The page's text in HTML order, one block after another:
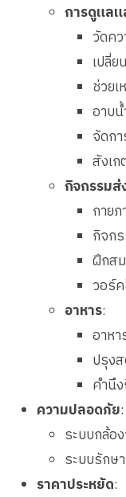
การดูแลแ
วัดค
เปลี่
ช่วย
อาบน้
จัดก
สังเ
กิจกรรมส่
กาย
กิจก
ฝึกส
วอร์
อาหาร:
อาหา
ปรุง
คำนึ
ความปลอดภัย:
ระบบกล้อ
ระบบรักษ
ราคาประหยัด: